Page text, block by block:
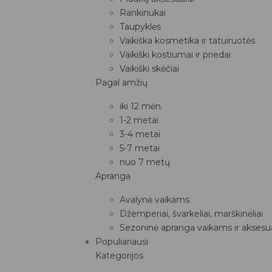
Rankinukai
Taupyklės
Vaikiška kosmetika ir tatuiruotės
Vaikiški kostiumai ir priedai
Vaikiški skėčiai
Pagal amžių
iki 12 mėn.
1-2 metai
3-4 metai
5-7 metai
nuo 7 metų
Apranga
Avalynė vaikams
Džemperiai, švarkeliai, marškinėliai
Sezoninė apranga vaikams ir
Populiariausi
Kategorijos